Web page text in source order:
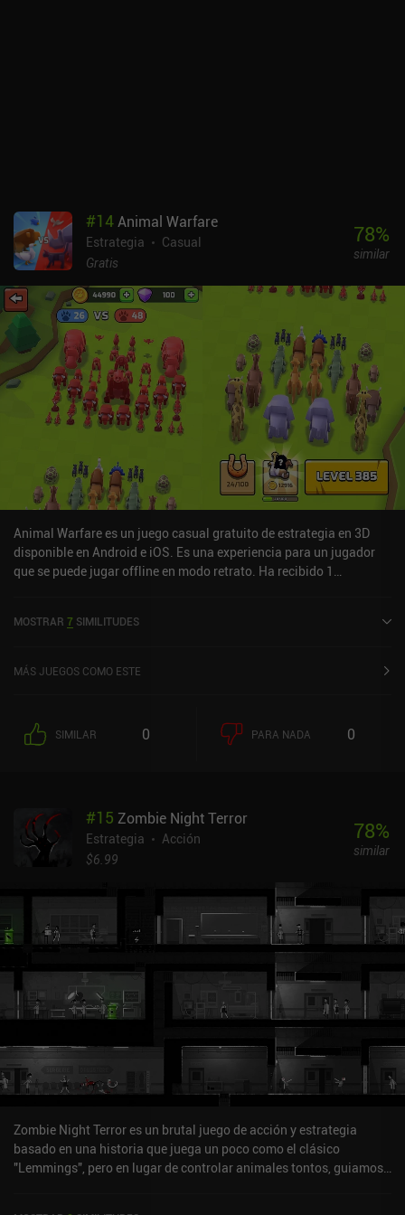
#14Animal Warfare
Estrategia
Casual
Gratis
78%
similar
Animal Warfare es un juego casual gratuito de estrategia en 3D
disponible en Android e iOS. Es una experiencia para un jugador
que se puede jugar offline en modo retrato. Ha recibido 1
de 4,5 sobre 5,0 en Google Play y de 4,8 sobre 5,0 en la App Store
MOSTRAR 7 SIMILITUDES
MÁS JUEGOS COMO ESTE
SIMILAR 0 PARA NADA 0
#15 Zombie Night Terror
Estrategia
Acción
$6.99
78%
similar
Zombie Night Terror es un brutal juego de acción y estrategia
basado en una historia que juega un poco como el clásico
"Lemmings", pero en lugar de controlar animales tontos, guiamos